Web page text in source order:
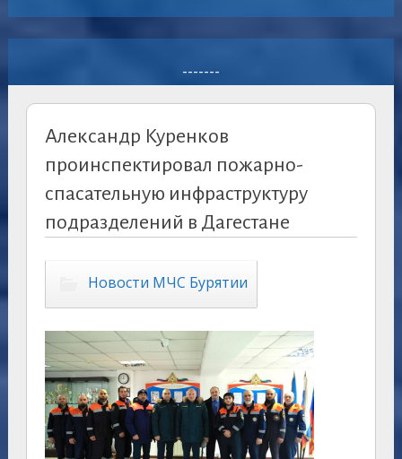
-------
Александр Куренков
проинспектировал пожарно-
спасательную инфраструктуру
подразделений в Дагестане
Новости МЧС Бурятии